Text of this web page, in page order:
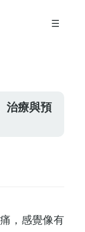
☰
治療與預
，感覺像有